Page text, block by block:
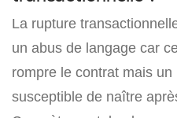
La rupture
un abus de langage car
rompre le contrat mais un
susceptible de naître